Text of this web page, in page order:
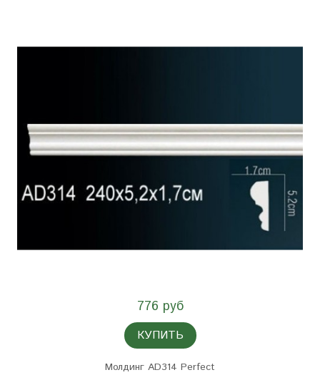
776 руб
КУПИТЬ
Молдинг AD314 Perfect